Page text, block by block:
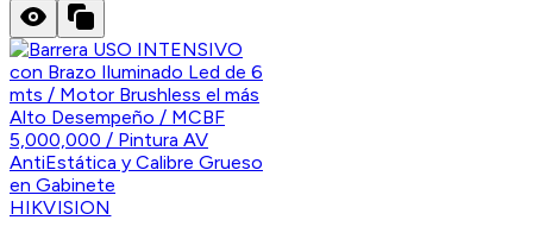
HIKVISION